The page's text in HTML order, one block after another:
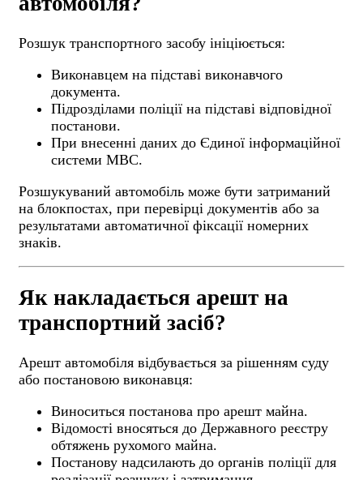
Розшук транспортного засобу ініціюється:
Виконавцем на підставі виконавчого
документа.
Підрозділами поліції на підставі відповідної
постанови.
При внесенні даних до Єдиної інформаційної
системи МВС.
Розшукуваний автомобіль може бути затриманий
на блокпостах, при перевірці документів або за
результатами автоматичної фіксації номерних
знаків.
Як накладається арешт на
транспортний засіб?
Арешт автомобіля відбувається за рішенням суду
або постановою виконавця:
Виноситься постанова про арешт майна.
Відомості вносяться до Державного реєстру
обтяжень рухомого майна.
Постанову надсилають до органів поліції для